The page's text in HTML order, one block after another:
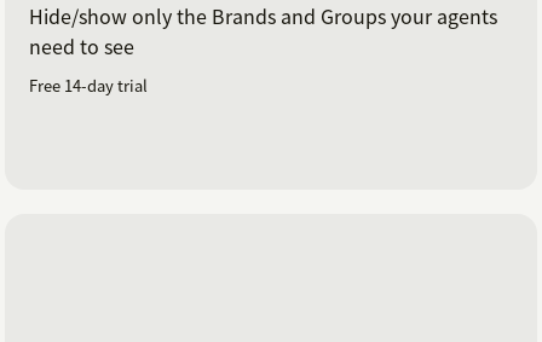
Hide/show only the Brands and Groups your agents
need to see
Free 14-day trial